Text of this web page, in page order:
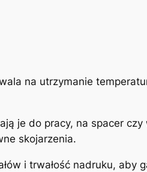
na utrzymanie
je do pracy, na spacer
skojarzenia.
i trwałość nadruku, aby